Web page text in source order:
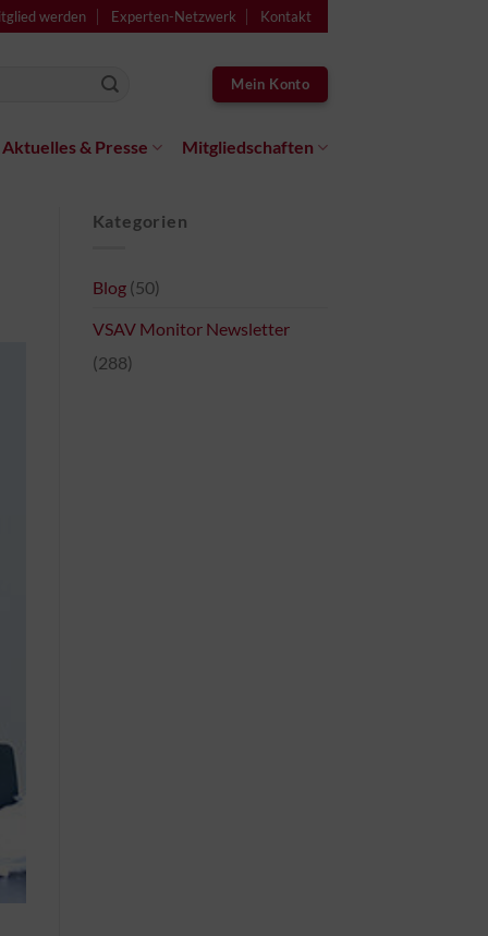
werden Experten-Netzwerk Kontakt
Mein Konto
Aktuelles & Presse Mitgliedschaften
Kategorien
Blog(50)
VSAV Monitor Newsletter
(288)